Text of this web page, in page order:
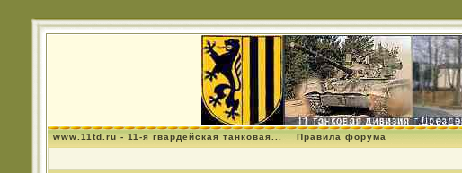
www.11td.ru - 11-я гвардейская танковая... Правила форума